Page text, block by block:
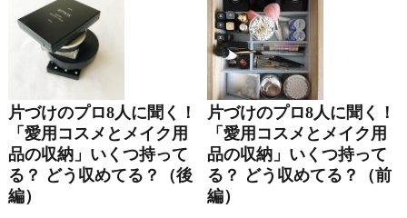
片づけのプロ8人に聞く！
「愛用コスメとメイク用
品の収納」いくつ持って
る？ どう収めてる？（後
編）
片づけのプロ8人に聞く！
「愛用コスメとメイク用
品の収納」いくつ持って
る？ どう収めてる？（前
編）